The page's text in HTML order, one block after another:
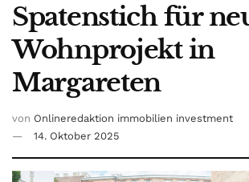
Spatenstich für
Wohnprojekt in
Margareten
von Onlineredaktion immobilien investment
14. Oktober 2025